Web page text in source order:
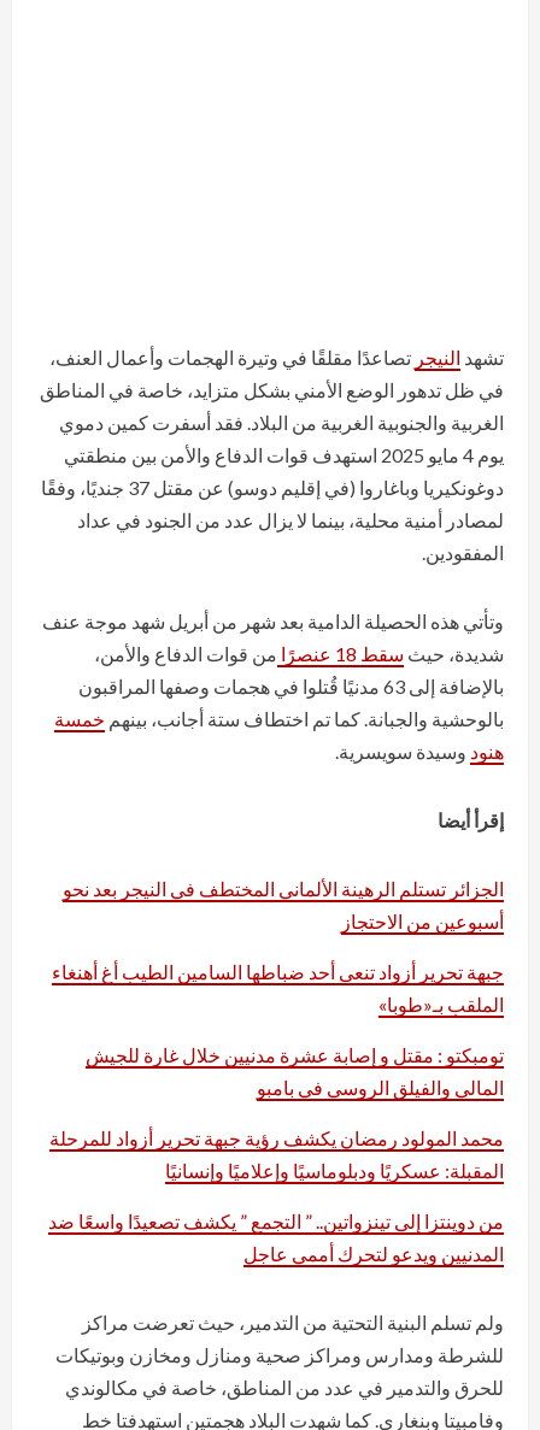
تشهد النيجر تصاعدًا مقلقًا في وتيرة الهجمات وأعمال العنف،
في ظل تدهور الوضع الأمني بشكل متزايد، خاصة في المناطق
الغربية والجنوبية الغربية من البلاد. فقد أسفرت كمين دموي
يوم 4 مايو 2025 استهدف قوات الدفاع والأمن بين منطقتي
دوغونكيريا وباغاروا (في إقليم دوسو) عن مقتل 37 جنديًا، وفقًا
لمصادر أمنية محلية، بينما لا يزال عدد من الجنود في عداد
المفقودين.
وتأتي هذه الحصيلة الدامية بعد شهر من أبريل شهد موجة عنف
شديدة، حيث سقط 18 عنصرًا
من قوات الدفاع والأمن،
بالإضافة إلى 63 مدنيًا قُتلوا في هجمات وصفها المراقبون
بالوحشية والجبانة. كما تم اختطاف ستة أجانب، بينهم خمسة
هنود وسيدة سويسرية.
إقرأ أيضا
الجزائر تستلم الرهينة الألماني المختطف في النيجر بعد نحو
أسبوعين من الاحتجاز
جبهة تحرير أزواد تنعى أحد ضباطها السامين الطيب أغ أهنغاء
الملقب بـ«طوبا»
تومبكتو : مقتل و إصابة عشرة مدنيين خلال غارة للجيش
المالي والفيلق الروسي في بامبو
محمد المولود رمضان يكشف رؤية جبهة تحرير أزواد للمرحلة
المقبلة: عسكريًا ودبلوماسيًا وإعلاميًا وإنسانيًا
من دوينتزا إلى تينزواتين.. ” التجمع ” يكشف تصعيدًا واسعًا ضد
المدنيين ويدعو لتحرك أممي عاجل
ولم تسلم البنية التحتية من التدمير، حيث تعرضت مراكز
للشرطة ومدارس ومراكز صحية ومنازل ومخازن وبوتيكات
للحرق والتدمير في عدد من المناطق، خاصة في مكالوندي
وفامبيتا وبنغاري. كما شهدت البلاد هجمتين استهدفتا خط